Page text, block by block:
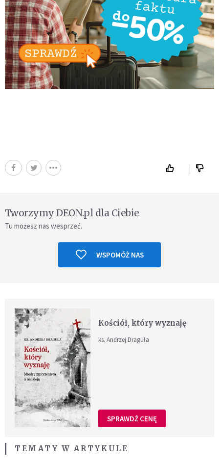
Tworzymy DEON.pl dla Ciebie
Tu możesz nas wesprzeć.
WSPOMÓŻ NAS
Kościół, który wyznaję
ks. Andrzej Draguła
SPRAWDŹ CENĘ
TEMATY W ARTYKULE